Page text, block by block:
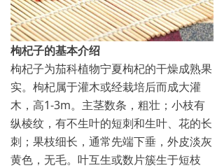
枸杞子的基本介绍
枸杞子为茄科植物宁夏枸杞的干燥成熟果
实。枸杞属于灌木或经栽培后而成大灌
木，高1-3m。主茎数条，粗壮；小枝有
纵棱纹，有不生叶的短刺和生叶、花的长
刺；果枝细长，通常先端下垂，外皮淡灰
黄色，无毛。叶互生或数片簇生于短枝